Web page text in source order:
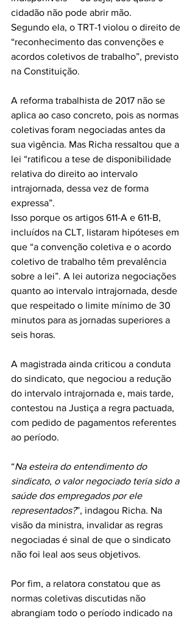
cidadão não pode abrir mão.
Segundo ela, o TRT-1 violou o direito de
“reconhecimento das convenções e
acordos coletivos de trabalho”, previsto
na Constituição.
A reforma trabalhista de 2017 não se
aplica ao caso concreto, pois as normas
coletivas foram negociadas antes da
sua vigência. Mas Richa ressaltou que a
lei “ratificou a tese de disponibilidade
relativa do direito ao intervalo
intrajornada, dessa vez de forma
expressa”.
Isso porque os artigos 611-A e 611-B,
incluídos na CLT, listaram hipóteses em
que “a convenção coletiva e o acordo
coletivo de trabalho têm prevalência
sobre a lei”. A lei autoriza negociações
quanto ao intervalo intrajornada, desde
que respeitado o limite mínimo de 30
minutos para as jornadas superiores a
seis horas.
A magistrada ainda criticou a conduta
do sindicato, que negociou a redução
do intervalo intrajornada e, mais tarde,
contestou na Justiça a regra pactuada,
com pedido de pagamentos referentes
ao período.
“Na esteira do entendimento do
sindicato, o valor negociado teria sido a
saúde dos empregados por ele
representados?”, indagou Richa. Na
visão da ministra, invalidar as regras
negociadas é sinal de que o sindicato
não foi leal aos seus objetivos.
Por fim, a relatora constatou que as
normas coletivas discutidas não
abrangiam todo o período indicado na